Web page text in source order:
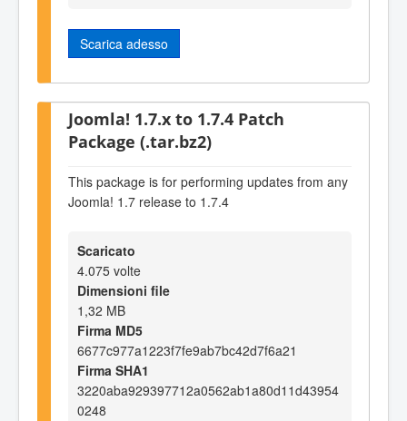
Scarica adesso
Joomla! 1.7.x to 1.7.4 Patch
Package (.tar.bz2)
This package is for performing updates from any
Joomla! 1.7 release to 1.7.4
Scaricato
4.075 volte
Dimensioni file
1,32 MB
Firma MD5
6677c977a1223f7fe9ab7bc42d7f6a21
Firma SHA1
3220aba929397712a0562ab1a80d11d43954
0248